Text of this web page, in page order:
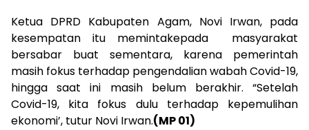
Ketua DPRD Kabupaten Agam, Novi Irwan, pada
kesempatan itu memintakepada masyarakat
bersabar buat sementara, karena pemerintah
masih fokus terhadap pengendalian wabah Covid-19,
hingga saat ini masih belum berakhir. “Setelah
Covid-19, kita fokus dulu terhadap kepemulihan
ekonomi’, tutur Novi Irwan.(MP 01)